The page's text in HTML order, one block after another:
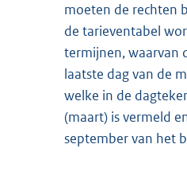
moeten de rechten
de tarieventabel
termijnen, waarvan
laatste dag van de
welke in de
(maart) is vermeld
september van het